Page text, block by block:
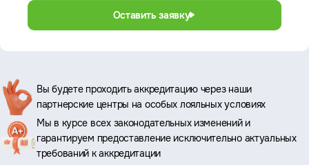
Оставить заявку
Ключевые
преимущества
Вы будете проходить аккредитацию через наши
партнерские центры на особых лояльных условиях
Мы в курсе всех законодательных изменений и
гарантируем предоставление исключительно актуальных
требований к аккредитации